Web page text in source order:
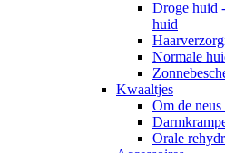
Droge huid
huid
Normale
Kwaaltjes
Om de
Orale